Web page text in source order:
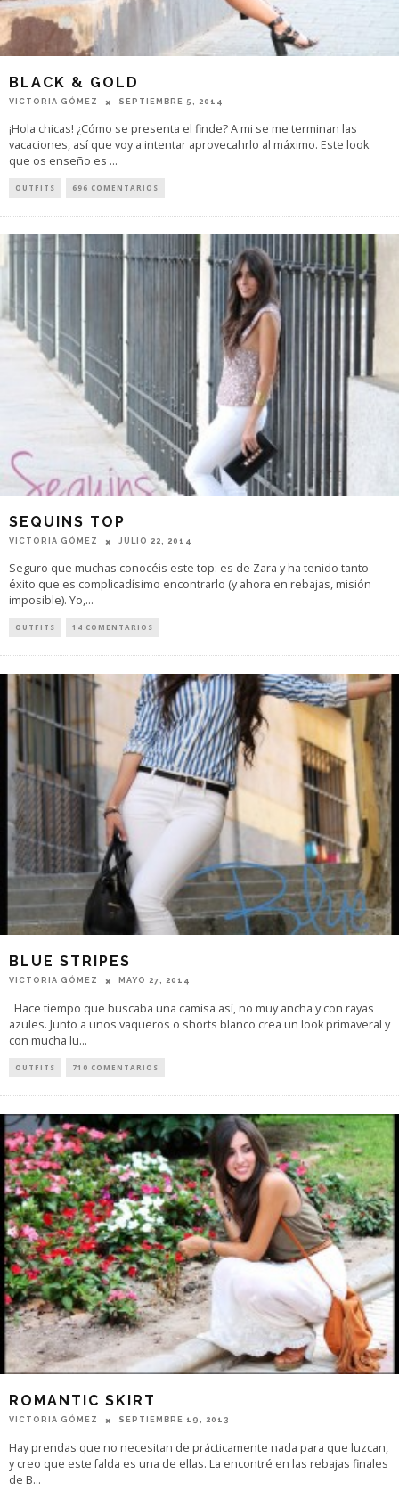
BLACK & GOLD
VICTORIA GÓMEZ SEPTIEMBRE 5, 2014
¡Hola chicas! ¿Cómo se presenta el finde? A mi se me terminan las
vacaciones, así que voy a intentar aprovecahrlo al máximo. Este look
que os enseño es ...
OUTFITS 696 COMENTARIOS
SEQUINS TOP
VICTORIA GÓMEZ JULIO 22, 2014
Seguro que muchas conocéis este top: es de Zara y ha tenido tanto
éxito que es complicadísimo encontrarlo (y ahora en rebajas, misión
imposible). Yo,...
OUTFITS 14 COMENTARIOS
BLUE STRIPES
VICTORIA GÓMEZ MAYO 27, 2014
Hace tiempo que buscaba una camisa así, no muy ancha y con rayas
azules. Junto a unos vaqueros o shorts blanco crea un look primaveral y
con mucha lu...
OUTFITS 710 COMENTARIOS
ROMANTIC SKIRT
VICTORIA GÓMEZ SEPTIEMBRE 19, 2013
Hay prendas que no necesitan de prácticamente nada para que luzcan,
y creo que este falda es una de ellas. La encontré en las rebajas finales
de B...